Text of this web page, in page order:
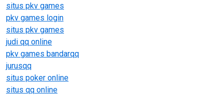
situs pkv games
pkv games login
situs pkv games
judi qq online
pkv games bandarqq
jurusqq
situs poker online
situs qq online